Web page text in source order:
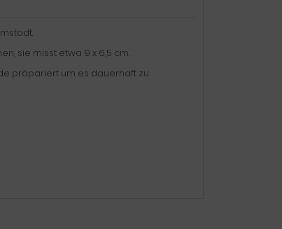
sie misst etwa 9 x 6,5 cm.
präpariert um es dauerhaft zu